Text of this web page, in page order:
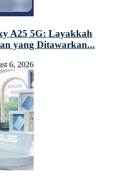
A25 5G: Layakkah
yang Ditawarkan...
6, 2026